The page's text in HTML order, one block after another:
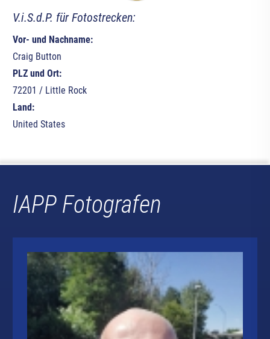
V.i.S.d.P. für Fotostrecken:
Vor- und Nachname:
Craig Button
PLZ und Ort:
72201 / Little Rock
Land:
United States
IAPP Fotografen